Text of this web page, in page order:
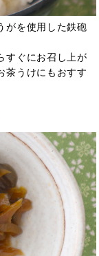
がを使用した鉄砲
すぐにお召し上が
茶うけにもおすす